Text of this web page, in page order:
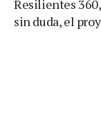
Resilientes
sin duda, el